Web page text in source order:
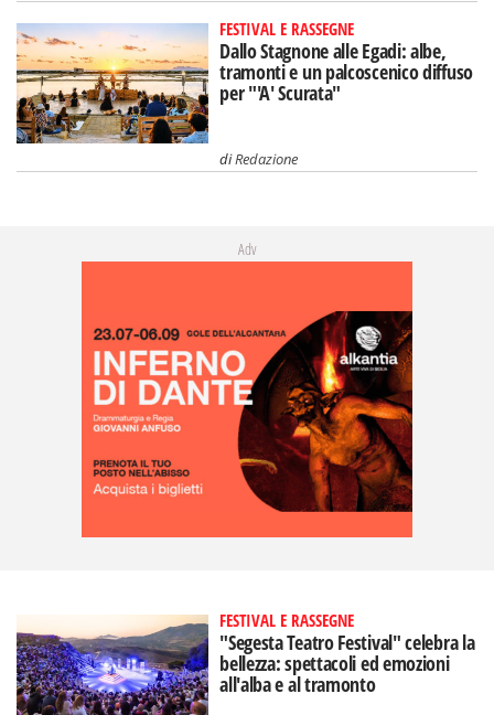
FESTIVAL E RASSEGNE
Dallo Stagnone alle Egadi: albe,
tramonti e un palcoscenico diffuso
per "'A' Scurata"
diRedazione
Adv
FESTIVAL E RASSEGNE
"Segesta Teatro Festival" celebra la
bellezza: spettacoli ed emozioni
all'alba e al tramonto